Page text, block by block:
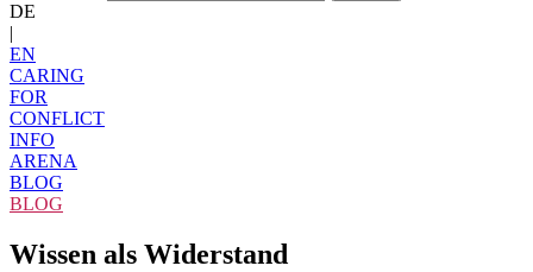
DE
|
EN
CARING
FOR
CONFLICT
INFO
ARENA
BLOG
BLOG
Wissen als Widerstand